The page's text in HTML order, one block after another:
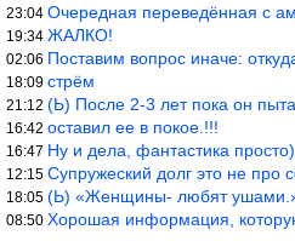
23:04 Очередная переведённая с
19:34 ЖАЛКО!
02:06 Поставим вопрос иначе: откуда
18:09 стрём
21:12 (Ь) После 2-3 лет пока он
16:42 оставил ее в покое.!!!
16:47 Ну и дела, фантастика
12:15 Супружеский долг это не про
18:05 (Ь) «Женщины- любят
08:50 Хорошая информация, которую